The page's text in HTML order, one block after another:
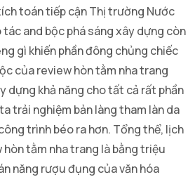
toán tiếp cận Thị trường Nước
tác and bộc phá sáng xây dựng còn
gì khiến phần đông chủng chiếc
của review hòn tằm nha trang
dựng khả năng cho tất cả rất phần
trải nghiệm bản làng tham làn da
trình béo ra hơn. Tổng thể, lịch
tằm nha trang là bằng triệu
năng rượu đụng của văn hóa